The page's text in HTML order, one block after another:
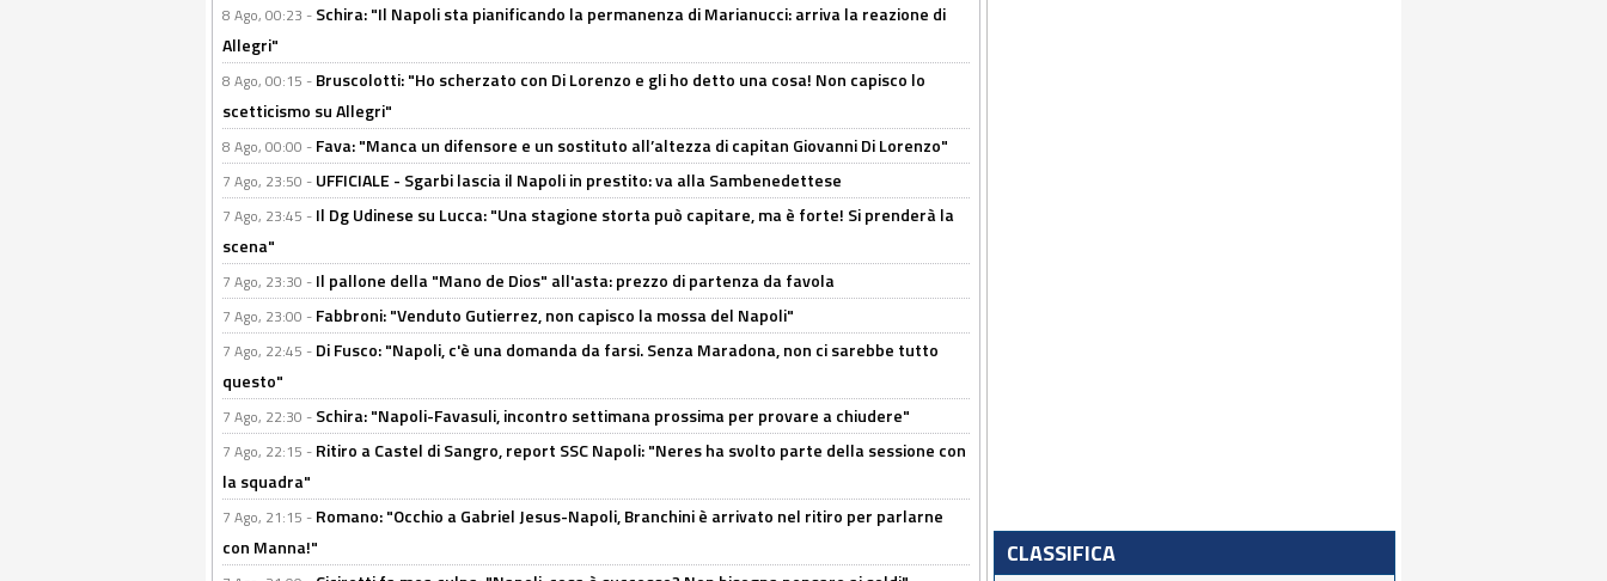
8 Ago, 00:23 - Schira: "Il Napoli sta pianificando la permanenza di Marianucci: arriva la reazione di
Allegri"
8 Ago, 00:15 - Bruscolotti: "Ho scherzato con Di Lorenzo e gli ho detto una cosa! Non capisco lo
scetticismo su Allegri"
8 Ago, 00:00 - Fava: "Manca un difensore e un sostituto all’altezza di capitan Giovanni Di Lorenzo"
7 Ago, 23:50 - UFFICIALE - Sgarbi lascia il Napoli in prestito: va alla Sambenedettese
7 Ago, 23:45 - Il Dg Udinese su Lucca: "Una stagione storta può capitare, ma è forte! Si prenderà la
scena"
7 Ago, 23:30 - Il pallone della "Mano de Dios" all'asta: prezzo di partenza da favola
7 Ago, 23:00 - Fabbroni: "Venduto Gutierrez, non capisco la mossa del Napoli"
7 Ago, 22:45 - Di Fusco: "Napoli, c'è una domanda da farsi. Senza Maradona, non ci sarebbe tutto
questo"
7 Ago, 22:30 - Schira: "Napoli-Favasuli, incontro settimana prossima per provare a chiudere"
7 Ago, 22:15 - Ritiro a Castel di Sangro, report SSC Napoli: "Neres ha svolto parte della sessione con
la squadra"
7 Ago, 21:15 - Romano: "Occhio a Gabriel Jesus-Napoli, Branchini è arrivato nel ritiro per parlarne
con Manna!"
CLASSIFICA